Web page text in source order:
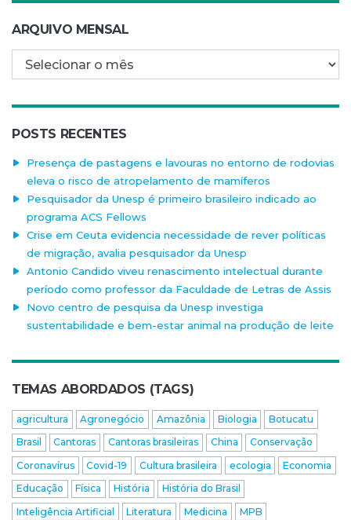
ARQUIVO MENSAL
Arquivo mensal
POSTS RECENTES
Presença de pastagens e lavouras no entorno de rodovias
eleva o risco de atropelamento de mamíferos
Pesquisador da Unesp é primeiro brasileiro indicado ao
programa ACS Fellows
Crise em Ceuta evidencia necessidade de rever políticas
de migração, avalia pesquisador da Unesp
Antonio Candido viveu renascimento intelectual durante
período como professor da Faculdade de Letras de Assis
Novo centro de pesquisa da Unesp investiga
sustentabilidade e bem-estar animal na produção de leite
TEMAS ABORDADOS (TAGS)
agricultura Agronegócio Amazônia Biologia
Botucatu
Brasil
Cantoras Cantoras brasileiras China
Conservação
Coronavírus
Covid-19 Cultura brasileira ecologia
Economia
Educação
Física História
História do Brasil
Inteligência Artificial
Literatura Medicina
MPB